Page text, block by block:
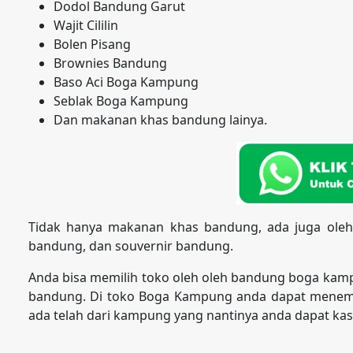
Dodol Bandung Garut
Wajit Cililin
Bolen Pisang
Brownies Bandung
Baso Aci Boga Kampung
Seblak Boga Kampung
Dan makanan khas bandung lainya.
Tidak hanya makanan khas bandung, ada juga
bandung, dan souvernir bandung.
Anda bisa memilih toko oleh oleh bandung boga
bandung. Di toko Boga Kampung anda dapat
ada telah dari kampung yang nantinya anda dapat